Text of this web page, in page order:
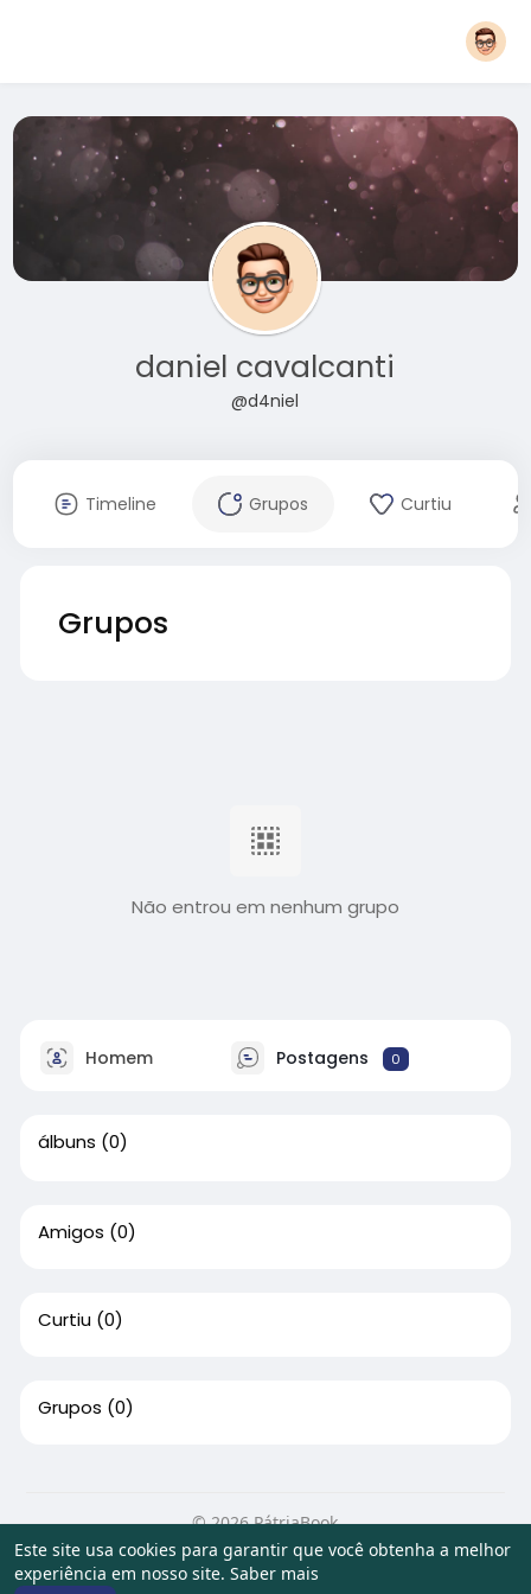
Este site usa cookies para garantir que você obtenha a melhor
experiência em nosso site. Saber mais
daniel cavalcanti
@d4niel
Timeline Grupos Curtiu
Grupos
Não entrou em nenhum grupo
Homem Postagens 0
álbuns (0)
Amigos (0)
Curtiu (0)
Grupos (0)
© 2026 PátriaBook
Início
Sobre Contato Privacidade
Termos de Uso
Artigos